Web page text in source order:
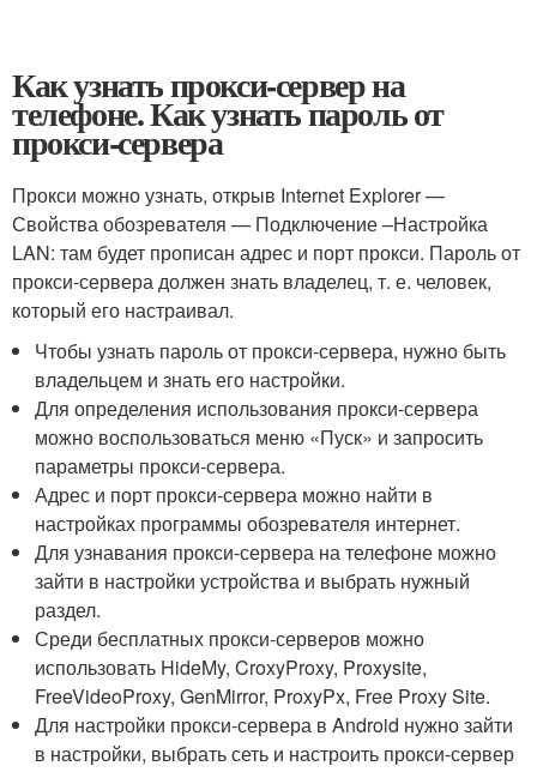
Как узнать прокси-сервер на
телефоне. Как узнать пароль от
прокси-сервера
Прокси можно узнать, открыв Internet Explorer —
Свойства обозревателя — Подключение –Настройка
LAN: там будет прописан адрес и порт прокси. Пароль от
прокси-сервера должен знать владелец, т. е. человек,
который его настраивал.
Чтобы узнать пароль от прокси-сервера, нужно быть
владельцем и знать его настройки.
Для определения использования прокси-сервера
можно воспользоваться меню «Пуск» и запросить
параметры прокси-сервера.
Адрес и порт прокси-сервера можно найти в
настройках программы обозревателя интернет.
Для узнавания прокси-сервера на телефоне можно
зайти в настройки устройства и выбрать нужный
раздел.
Среди бесплатных прокси-серверов можно
использовать HideMy, CroxyProxy, Proxysite,
FreeVideoProxy, GenMirror, ProxyPx, Free Proxy Site.
Для настройки прокси-сервера в Android нужно зайти
в настройки, выбрать сеть и настроить прокси-сервер